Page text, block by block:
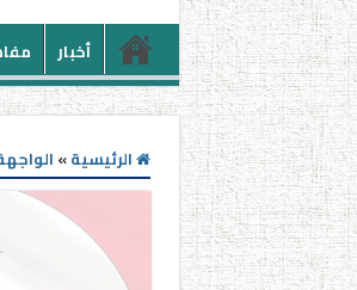
أخبار
الرئيسية»